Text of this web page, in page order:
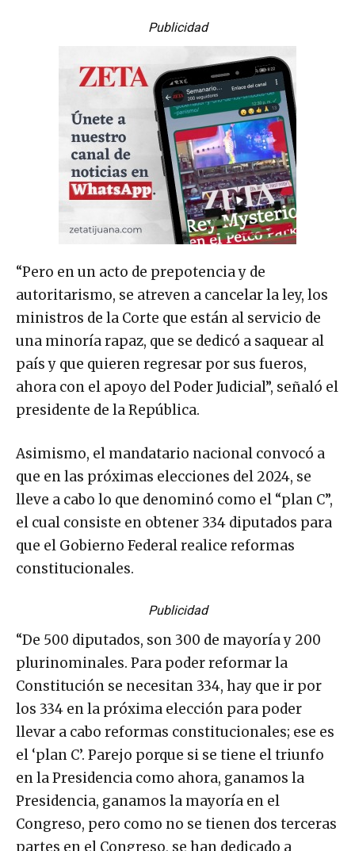
Publicidad
“Pero en un acto de prepotencia y de
autoritarismo, se atreven a cancelar la ley, los
ministros de la Corte que están al servicio de
una minoría rapaz, que se dedicó a saquear al
país y que quieren regresar por sus fueros,
ahora con el apoyo del Poder Judicial”, señaló el
presidente de la República.
Asimismo, el mandatario nacional convocó a
que en las próximas elecciones del 2024, se
lleve a cabo lo que denominó como el “plan C”,
el cual consiste en obtener 334 diputados para
que el Gobierno Federal realice reformas
constitucionales.
Publicidad
“De 500 diputados, son 300 de mayoría y 200
plurinominales. Para poder reformar la
Constitución se necesitan 334, hay que ir por
los 334 en la próxima elección para poder
llevar a cabo reformas constitucionales; ese es
el ‘plan C’. Parejo porque si se tiene el triunfo
en la Presidencia como ahora, ganamos la
Presidencia, ganamos la mayoría en el
Congreso, pero como no se tienen dos terceras
partes en el Congreso, se han dedicado a